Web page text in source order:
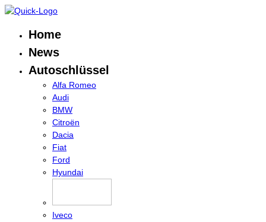
Home
News
Autoschlüssel
Alfa Romeo
Audi
BMW
Citroën
Dacia
Fiat
Ford
Hyundai
Iveco